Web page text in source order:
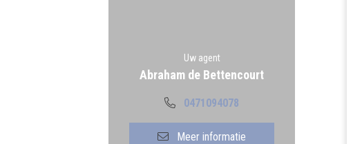
Uw agent
Abraham de Bettencourt
0471094078
Meer informatie